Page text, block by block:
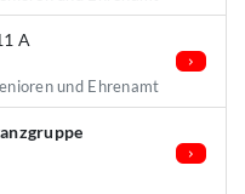
A
und Ehrenamt